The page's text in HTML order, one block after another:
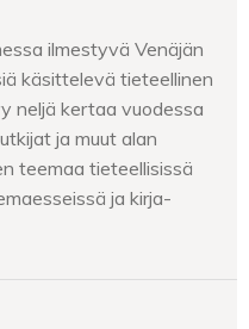
ilmestyvä Venäjän
käsittelevä tieteellinen
neljä kertaa vuodessa
ja muut alan
teemaa tieteellisissä
ja kirja-